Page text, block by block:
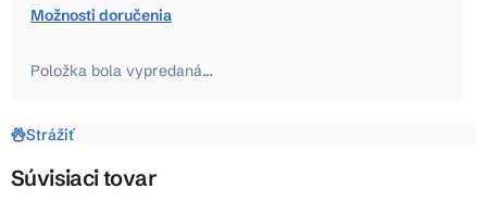
Možnosti doručenia
Položka bola vypredaná…
Strážiť
Súvisiaci tovar